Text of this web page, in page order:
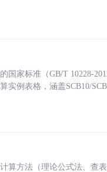
国家标准（GB/T 10228-
实例表格，涵盖SCB10/
算方法（理论公式法、查